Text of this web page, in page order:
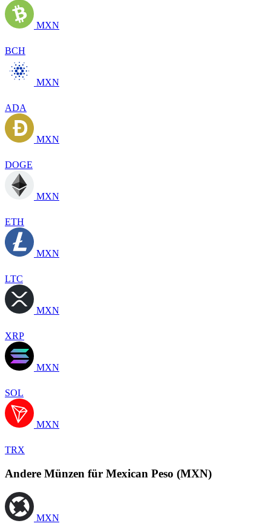
MXN
BCH
MXN
ADA
MXN
DOGE
MXN
ETH
MXN
LTC
MXN
XRP
MXN
SOL
MXN
TRX
Andere Münzen für Mexican Peso (MXN)
MXN